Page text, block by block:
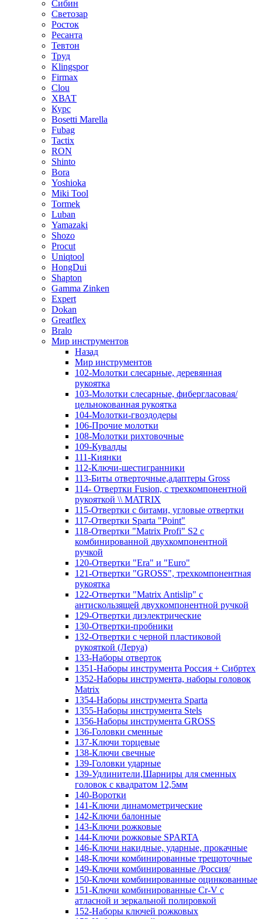
Сибин
Светозар
Росток
Ресанта
Тевтон
Труд
Klingspor
Firmax
Clou
XВАТ
Курс
Bosetti Marella
Fubag
Tactix
RON
Shinto
Bora
Yoshioka
Miki Tool
Tormek
Luban
Yamazaki
Shozo
Procut
Uniqtool
HongDui
Shapton
Gamma Zinken
Expert
Dokan
Greatflex
Bralo
Мир инструментов
Назад
Мир инструментов
102-Молотки слесарные, деревянная
рукоятка
103-Молотки слесарные, фибергласовая/
цельнокованная рукоятка
104-Молотки-гвоздодеры
106-Прочие молотки
108-Молотки рихтовочные
109-Кувалды
111-Киянки
112-Ключи-шестигранники
113-Биты отверточные,адаптеры Gross
114- Отвертки Fusion, c трехкомпонентной
рукояткой \\ MATRIX
115-Отвертки с битами, угловые отвертки
117-Отвертки Sparta "Point"
118-Отвертки "Matrix Profi" S2 с
комбинированной двухкомпонентной
ручкой
120-Отвертки "Era" и "Euro"
121-Отвертки "GROSS", трехкомпонентная
рукоятка
122-Отвертки "Matrix Antislip" с
антискользящей двухкомпонентной ручкой
129-Отвертки диэлектрические
130-Отвертки-пробники
132-Отвертки с черной пластиковой
рукояткой (Леруа)
133-Наборы отверток
1351-Наборы инструмента Россия + Сибртех
1352-Наборы инструмента, наборы головок
Matrix
1354-Наборы инструмента Sparta
1355-Наборы инструмента Stels
1356-Наборы инструмента GROSS
136-Головки сменные
137-Ключи торцевые
138-Ключи свечные
139-Головки ударные
139-Удлинители,Шарниры для сменных
головок с квадратом 12,5мм
140-Воротки
141-Ключи динамометрические
142-Ключи балонные
143-Ключи рожковые
144-Ключи рожковые SPARTA
146-Ключи накидные, ударные, прокачные
148-Ключи комбинированные трещоточные
149-Ключи комбинированные /Россия/
150-Ключи комбинированные оцинкованные
151-Ключи комбинированные Cr-V с
атласной и зеркальной полировкой
152-Наборы ключей рожковых